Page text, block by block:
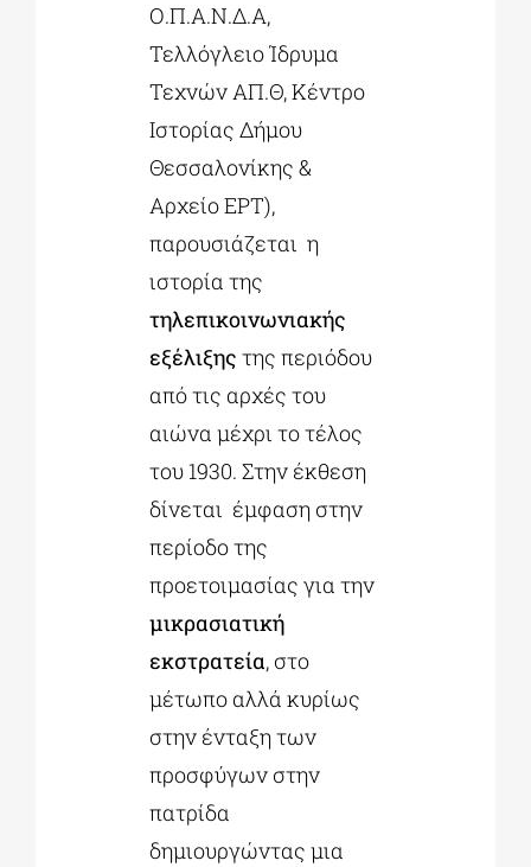
Ο.Π.Α.Ν.Δ.Α,
Τελλόγλειο Ίδρυμα
Τεχνών ΑΠ.Θ, Κέντρο
Ιστορίας Δήμου
Θεσσαλονίκης &
Αρχείο ΕΡΤ),
παρουσιάζεται η
ιστορία της
τηλεπικοινωνιακής
εξέλιξης της περιόδου
από τις αρχές του
αιώνα μέχρι το τέλος
του 1930. Στην έκθεση
δίνεται έμφαση στην
περίοδο της
προετοιμασίας για την
μικρασιατική
εκστρατεία, στο
μέτωπο αλλά κυρίως
στην ένταξη των
προσφύγων στην
πατρίδα
δημιουργώντας μια